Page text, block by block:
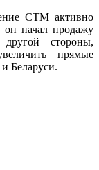
СТМ активно
он начал продажу
стороны,
прямые
Беларуси.